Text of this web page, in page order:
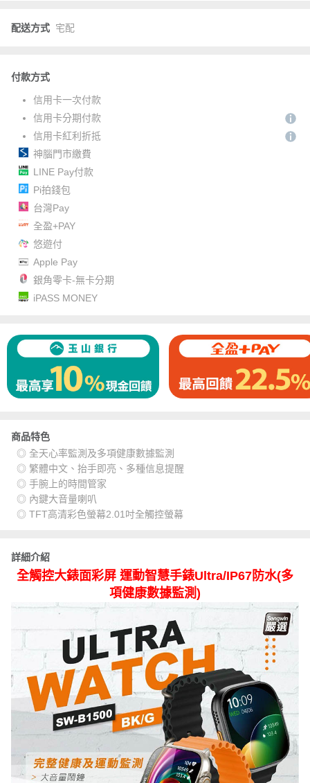
配送方式 宅配
付款方式
信用卡一次付款
信用卡分期付款
信用卡紅利折抵
神腦門市繳費
LINE Pay付款
Pi拍錢包
台灣Pay
全盈+PAY
悠遊付
Apple Pay
銀角零卡-無卡分期
iPASS MONEY
商品特色
◎ 全天心率監測及多項健康數據監測
◎ 繁體中文、抬手即亮、多種信息提醒
◎ 手腕上的時間管家
◎ 內鍵大音量喇叭
◎ TFT高清彩色螢幕2.01吋全觸控螢幕
詳細介紹
全觸控大錶面彩屏 運動智慧手錶Ultra/IP67防水(多
項健康數據監測)